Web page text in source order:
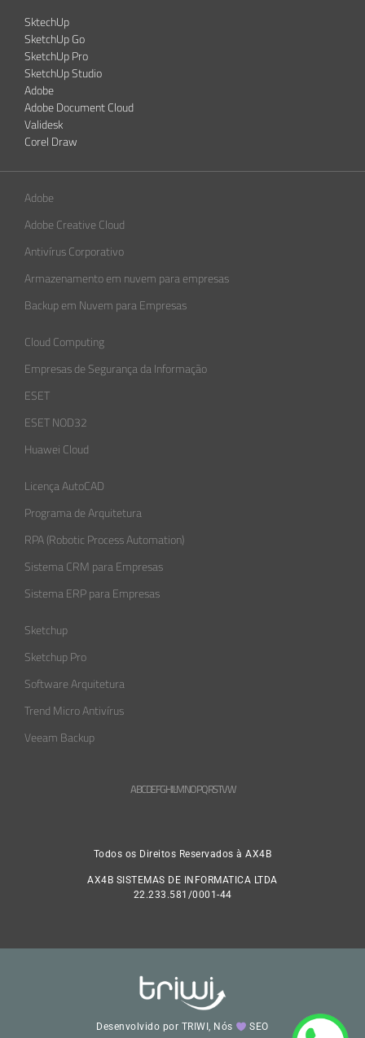
SktechUp
SketchUp Go
SketchUp Pro
SketchUp Studio
Adobe
Adobe Document Cloud
Validesk
Corel Draw
Adobe
Adobe Creative Cloud
Antivírus Corporativo
Armazenamento em nuvem para empresas
Backup em Nuvem para Empresas
Cloud Computing
Empresas de Segurança da Informação​
ESET
ESET NOD32
Huawei Cloud
Licença AutoCAD
Programa de Arquitetura
RPA (Robotic Process Automation)
Sistema CRM para Empresas
Sistema ERP para Empresas
Sketchup
Sketchup Pro
Software Arquitetura
Trend Micro Antivírus
Veeam Backup
ABCDEFGHLMNOPQRSTVW
Todos os Direitos Reservados à AX4B
AX4B SISTEMAS DE INFORMATICA LTDA
22.233.581/0001-44
Desenvolvido por TRIWI, Nós SEO